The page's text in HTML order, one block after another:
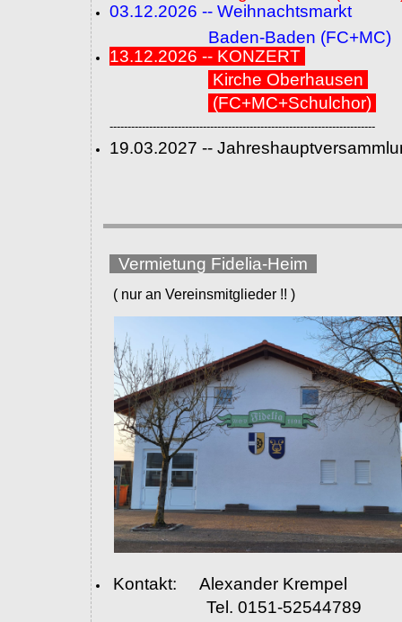
03.12.2026 -- Weihnachtsmarkt
Baden-Baden (FC+MC)
13.12.2026 -- KONZERT
Kirche Oberhausen
(FC+MC+Schulchor)
--------------------------------------------------------------------------
19.03.2027 --
Vermietung Fidelia-Heim
( nur an Vereinsmitglieder !! )
Kontakt: Alexander Krempel
Tel. 0151-52544789